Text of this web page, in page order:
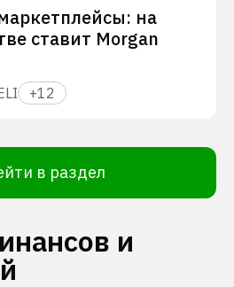
на
ставит Morgan
+12
в раздел
и